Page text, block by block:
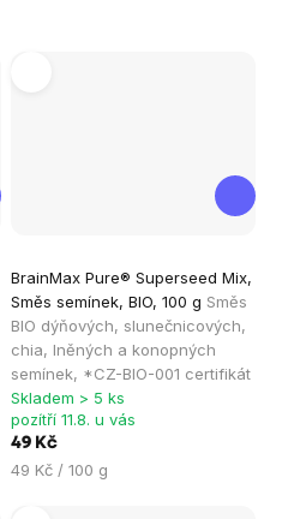
BrainMax Pure® Superseed Mix,
Směs semínek, BIO, 100 g Směs
BIO dýňových, slunečnicových,
chia, lněných a konopných
semínek, *CZ-BIO-001 certifikát
Skladem > 5 ks
pozítří 11.8. u vás
49 Kč
Měrná
49 Kč / 100 g